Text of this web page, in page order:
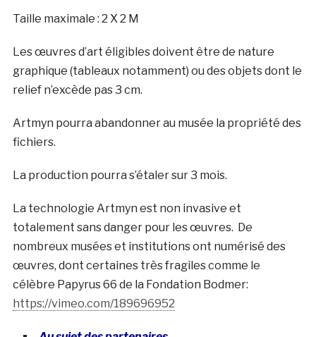
Taille maximale : 2 X 2 M
Les œuvres d’art éligibles doivent être de nature
graphique (tableaux notamment) ou des objets dont le
relief n’excède pas 3 cm.
Artmyn pourra abandonner au musée la propriété des
fichiers.
La production pourra s’étaler sur 3 mois.
La technologie Artmyn est non invasive et
totalement sans danger pour les œuvres. De
nombreux musées et institutions ont numérisé des
œuvres, dont certaines très fragiles comme le
célèbre Papyrus 66 de la Fondation Bodmer:
https://vimeo.com/189696952